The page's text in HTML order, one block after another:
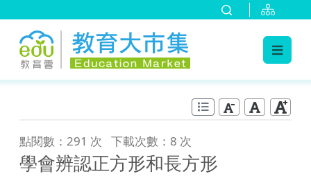
點閱數：291 次 下載次數：8 次
學會辨認正方形和長方形